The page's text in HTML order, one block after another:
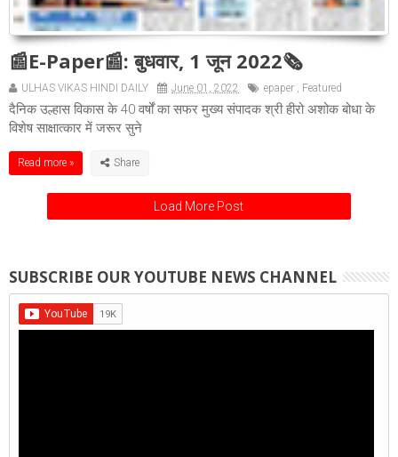
📰E-Paper📰: बुधवार, 1 जून 2022🗞
ULHAS VIKAS HINDI DAILY June 01, 2022 epaper Featured
दैनिक उल्हास विकास के 40 वर्षों का सफर मुख्य संपादक श्री हीरो अशोक बोधा के
विशेष साक्षात्कार में जरूर सुने
Read more »
Load More Post
SUBSCRIBE OUR YOUTUBE NEWS CHANNEL